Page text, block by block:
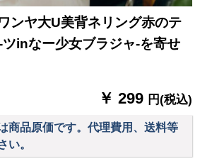
ンヤ大U美背ネリング赤のテ
inなー少女ブラジャ-を寄せ
￥ 299 円(税込)
商品原価です。代理費用、送料等
い。